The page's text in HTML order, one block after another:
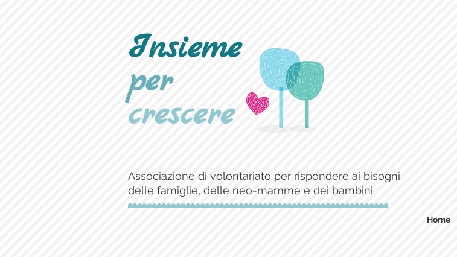
Insieme
per
crescere
Associazione di volontariato per rispondere ai bisogni
delle famiglie, delle neo-mamme e dei bambini
Home